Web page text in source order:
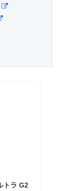
トラ G2